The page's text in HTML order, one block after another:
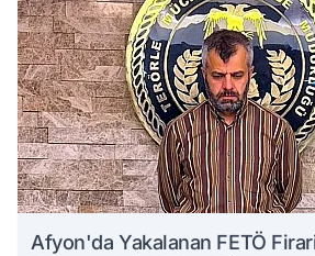
Afyon'da Yakalanan FETÖ